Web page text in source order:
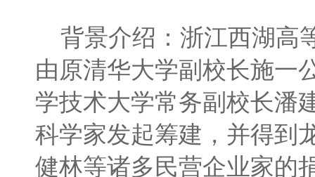
背景介绍：浙江西湖高
由原清华大学副校长施一
学技术大学常务副校长潘
科学家发起筹建，并得到
健林等诸多民营企业家的